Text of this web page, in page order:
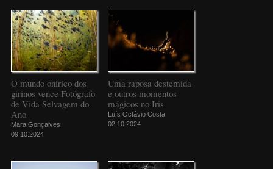
O mundo onírico dos
girinos vence Fotógrafo
de Vida Selvagem do
Ano
Mara Gonçalves
09.10.2024
Uma raposa destemida
e outros momentos
mágicos no Iris
Luís Octávio Costa
02.10.2024